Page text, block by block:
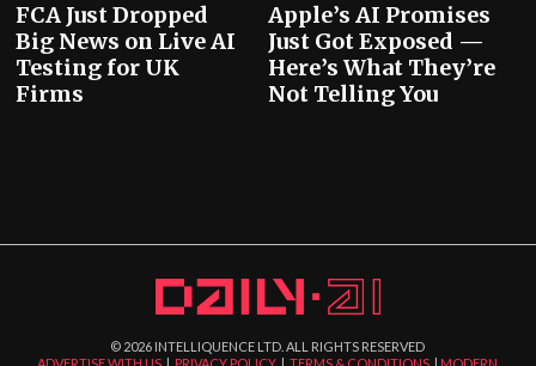
FCA Just Dropped
Big News on Live AI
Testing for UK
Firms
Apple’s AI Promises
Just Got Exposed —
Here’s What They’re
Not Telling You
© 2026 INTELLIQUENCE LTD. ALL RIGHTS RESERVED
ADVERTISE WITH US | PRIVACY POLICY |TERMS & CONDITIONS | MODERN